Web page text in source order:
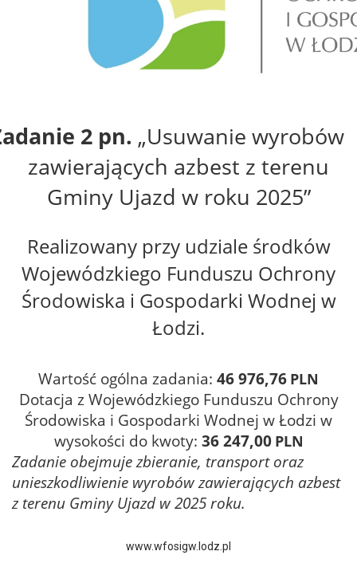
2 pn. „Usuwanie wyrobów
zawierających azbest z terenu
Gminy Ujazd w roku 2025”
Realizowany przy udziale środków
Wojewódzkiego Funduszu Ochrony
Środowiska i Gospodarki Wodnej w
Łodzi.
Wartość ogólna zadania: 46 976,76 PLN
Dotacja z Wojewódzkiego Funduszu Ochrony
Środowiska i Gospodarki Wodnej w Łodzi w
wysokości do kwoty: 36 247,00 PLN
Zadanie obejmuje zbieranie, transport oraz
unieszkodliwienie wyrobów zawierających azbest
z terenu Gminy Ujazd w 2025 roku.
www.wfosigw.lodz.pl